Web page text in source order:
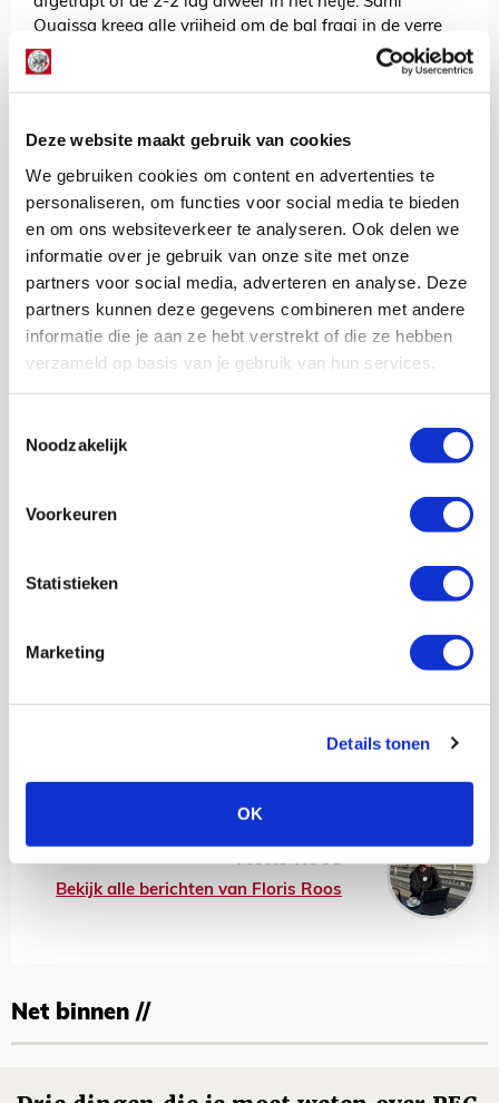
Deze website maakt gebruik van cookies
We gebruiken cookies om content en advertenties te
personaliseren, om functies voor social media te bieden
en om ons websiteverkeer te analyseren. Ook delen we
informatie over je gebruik van onze site met onze
partners voor social media, adverteren en analyse. Deze
partners kunnen deze gegevens combineren met andere
informatie die je aan ze hebt verstrekt of die ze hebben
verzameld op basis van je gebruik van hun services.
Noodzakelijk
Voorkeuren
Statistieken
Marketing
Details tonen
OK
Ouaissa kreeg alle vrijheid om de bal fraai in de verre
hoek te schieten.
zijn mistasten niet nog een Nijmeegse goal opleverde.
helemaal open. Gelukkig voor Ajax was Basar Önal
zelfzuchtig waar hij had moeten afleggen.
Alsnog direct rood voor NEC
Waar Linssen voor rust ontsnapte, daar kreeg
doelpuntenmaker Ouaissa na een uur voetballen wel
direct rood. Hij zette zijn noppen ongelukkig op het
onderbeen van Davy Klaassen. Lindhout dacht niet na
en stuurde Ouaissa meteen naar de kant.
voorsprong te zoeken. Grim koos daarbij voor extra
creativiteit en bracht Rayane Bounida voor Klaassen.
terwijl ook Gaaei de handschoenen van Gonzalo
Scoren deed Ajax niet meer, dus moest het genoegen
nemen met een punt. Wel hield het NEC daarmee achter
Bedankt voor het onvoorwaardelijk steunen van onze
Floris Roos
Bekijk alle berichten van Floris Roos
Net binnen //